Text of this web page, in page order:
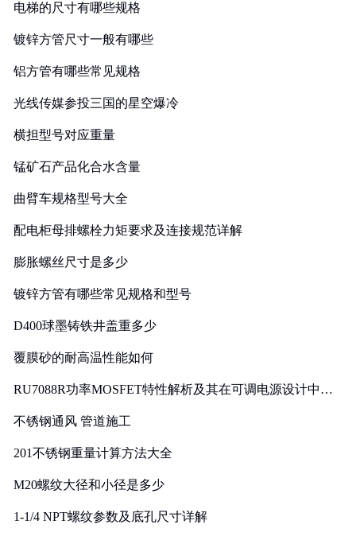
电梯的尺寸有哪些规格
镀锌方管尺寸一般有哪些
铝方管有哪些常见规格
光线传媒参投三国的星空爆冷
横担型号对应重量
锰矿石产品化合水含量
曲臂车规格型号大全
配电柜母排螺栓力矩要求及连接规范详解
膨胀螺丝尺寸是多少
镀锌方管有哪些常见规格和型号
D400球墨铸铁井盖重多少
覆膜砂的耐高温性能如何
RU7088R功率MOSFET特性解析及其在可调电源设计中的
不锈钢通风 管道施工
201不锈钢重量计算方法大全
M20螺纹大径和小径是多少
1-1/4 NPT螺纹参数及底孔尺寸详解